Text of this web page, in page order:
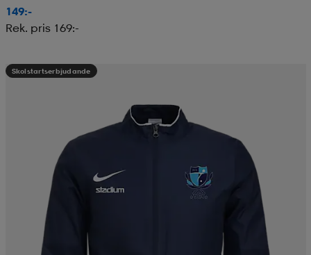
149:-
Rek. pris 169:-
Skolstartserbjudande